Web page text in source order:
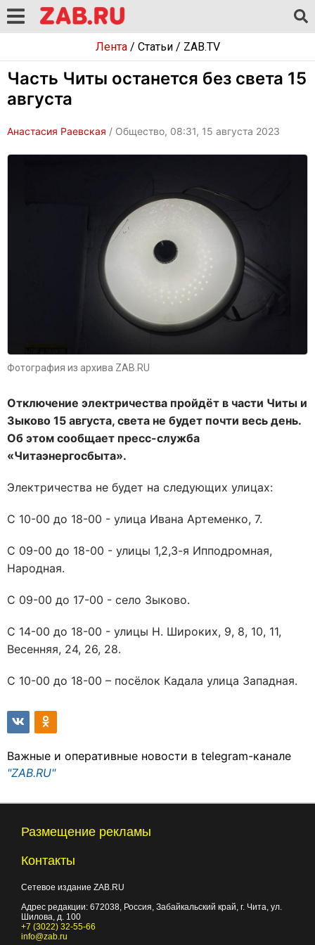
Лента/ Статьи/ ZAB.TV
Часть Читы останется без света 15
августа
Анастасия Раевская / Общество, 08:31, 15 августа 2023
Фотография из архива ZAB.RU
Отключение электричества пройдёт в части Читы и
Зыково 15 августа, света не будет почти весь день.
Об этом сообщает пресс-служба
«Читаэнергосбыта».
Электричества не будет на следующих улицах:
С 10-00 до 18-00 - улица Ивана Артеменко, 7.
С 09-00 до 18-00 - улицы 1,2,3-я Ипподромная,
Народная.
С 09-00 до 17-00 - село Зыково.
С 14-00 до 18-00 - улицы Н. Широких, 9, 8, 10, 11,
Весенняя, 24, 26, 28.
С 10-00 до 18-00 – посёлок Кадала улица Западная.
Важные и оперативные новости в telegram-канале
"ZAB.RU"
Размещение рекламы
Контакты
Сетевое издание ZAB.RU
Адрес редакции: 672038 , Россия, Забайкальский край, г. Чита ул.
Шилова, д. 100
+7 (3022) 32-55-66
info@zab.ru